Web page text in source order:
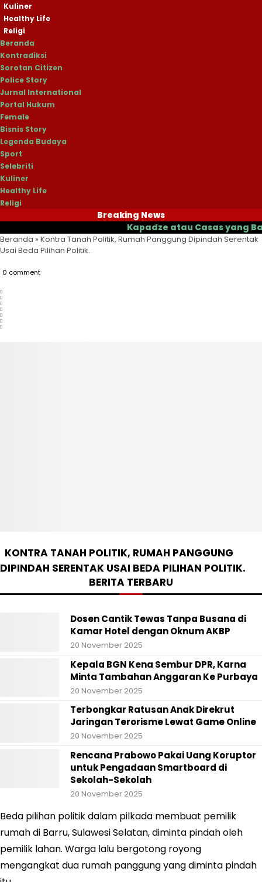
Kuliner
Healthy Life
Religi
Beranda
Kontradiksi
Sorotan Citizen
Police Story
Jurnal International
Portal Hukum
Female
Bisnis Story
Legenda Budaya
Sport
Selebriti
Kuliner
Healthy Life
Religi
Breaking News
Kapadze atau Casas yang Bakal
Beranda »Kontra Tanah Politik, Rumah Panggung Dipindah Serentak
Usai Beda Pilihan Politik.
0 comment
KONTRA TANAH POLITIK, RUMAH PANGGUNG
DIPINDAH SERENTAK USAI BEDA PILIHAN POLITIK.
BERITA TERBARU
Dosen Cantik Tewas Tanpa Busana di
Kamar Hotel dengan Oknum AKBP
20 November 2025
Kepala BGN Kena Sembur DPR, Karna
Minta Tambahan Anggaran Ke Purbaya
20 November 2025
Terbongkar Ratusan Anak Direkrut
Jaringan Terorisme Lewat Game Online
20 November 2025
Rencana Prabowo Pakai Uang Koruptor
untuk Pengadaan Smartboard di
Sekolah-Sekolah
20 November 2025
Beda pilihan politik dalam pilkada membuat pemilik
rumah di Barru, Sulawesi Selatan, diminta pindah oleh
pemilik lahan. Warga lalu bergotong royong
mengangkat dua rumah panggung yang diminta pindah